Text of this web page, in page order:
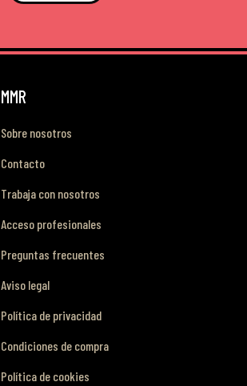
MMR
Sobre nosotros
Contacto
Trabaja con nosotros
Acceso profesionales
Preguntas frecuentes
Aviso legal
Política de privacidad
Condiciones de compra
Política de cookies